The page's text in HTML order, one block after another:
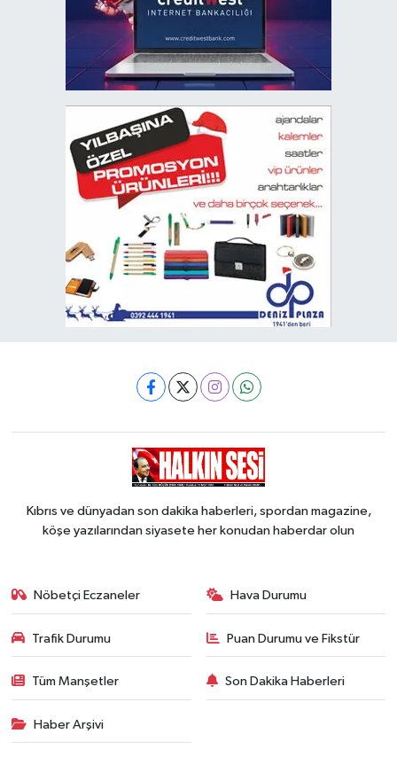
Kıbrıs ve dünyadan son dakika haberleri, spordan magazine,
köşe yazılarından siyasete her konudan haberdar olun
Nöbetçi Eczaneler Hava Durumu
Trafik Durumu Puan Durumu ve Fikstür
Tüm Manşetler Son Dakika Haberleri
Haber Arşivi